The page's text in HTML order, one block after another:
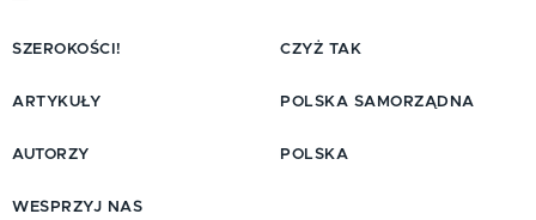
SZEROKOŚCI!
ARTYKUŁY
AUTORZY
CZYŻ TAK
POLSKA SAMORZĄDNA
POLSKA
WESPRZYJ NAS